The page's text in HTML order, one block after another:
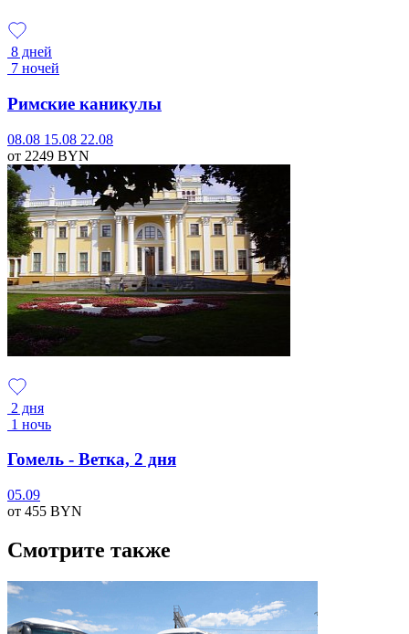
8 дней
7 ночей
Римские каникулы
08.08 15.08 22.08
от 2249 BYN
2 дня
1 ночь
Гомель - Ветка, 2 дня
05.09
от 455 BYN
Смотрите также